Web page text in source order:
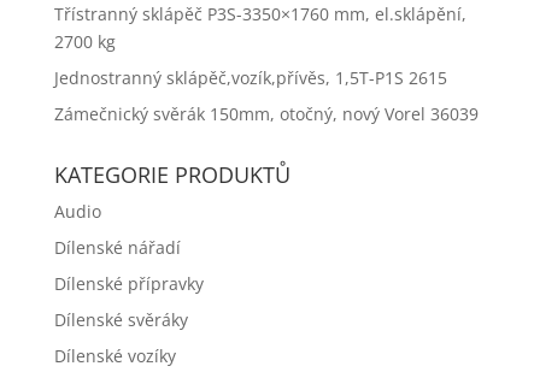
Třístranný sklápěč P3S-3350×1760 mm, el.sklápění,
2700 kg
Jednostranný sklápěč,vozík,přívěs, 1,5T-P1S 2615
Zámečnický svěrák 150mm, otočný, nový Vorel 36039
KATEGORIE PRODUKTŮ
Audio
Dílenské nářadí
Dílenské přípravky
Dílenské svěráky
Dílenské vozíky